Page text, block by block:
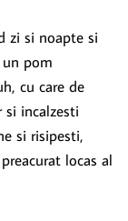
zi si noapte si
pom
cu care de
si incalzesti
si risipesti,
locas al